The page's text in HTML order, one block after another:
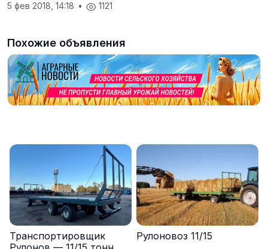
5 фев 2018, 14:18 • 1121
Похожие объявления
Транспортировщик
Рулоновоз 11/15